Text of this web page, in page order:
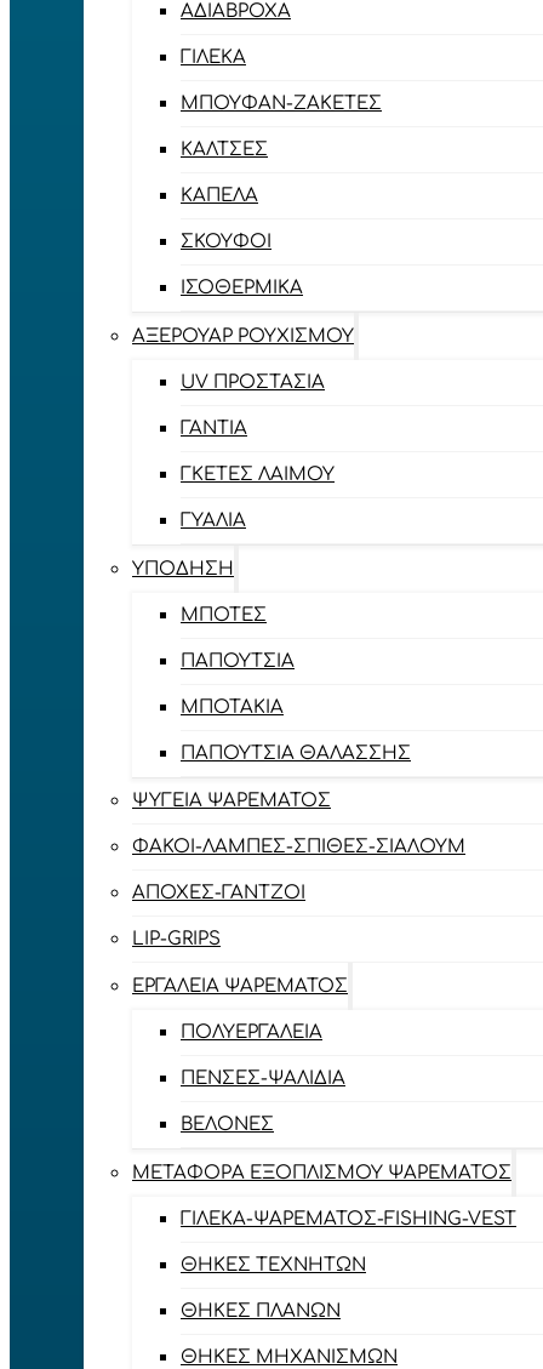
ΑΔΙΆΒΡΟΧΑ
ΓΙΛΈΚΑ
ΜΠΟΥΦΆΝ-ΖΑΚΈΤΕΣ
ΚΆΛΤΣΕΣ
ΚΑΠΈΛΑ
ΣΚΟΎΦΟΙ
ΙΣΟΘΕΡΜΙΚΆ
ΑΞΕΡΟΥΆΡ ΡΟΥΧΙΣΜΟΎ
UV ΠΡΟΣΤΑΣΊΑ
ΓΆΝΤΙΑ
ΓΚΈΤΕΣ ΛΑΊΜΟΥ
ΓΥΑΛΙΆ
ΥΠΌΔΗΣΗ
ΜΠΌΤΕΣ
ΠΑΠΟΎΤΣΙΑ
ΜΠΟΤΆΚΙΑ
ΠΑΠΟΎΤΣΙΑ ΘΑΛΆΣΣΗΣ
ΨΥΓΕΊΑ ΨΑΡΈΜΑΤΟΣ
ΦΑΚΟΊ-ΛΆΜΠΕΣ-ΣΠΊΘΕΣ-ΣΊΑΛΟΥΜ
ΑΠΌΧΕΣ-ΓΆΝΤΖΟΙ
LIP-GRIPS
EΡΓΑΛΕΊΑ ΨΑΡΈΜΑΤΟΣ
ΠΟΛΥΕΡΓΑΛΕΊΑ
ΠΈΝΣΕΣ-ΨΑΛΊΔΙΑ
ΒΕΛΌΝΕΣ
ΜΕΤΑΦΟΡΆ ΕΞΟΠΛΙΣΜΟΎ ΨΑΡΈΜΑΤΟΣ
ΓΙΛΈΚΑ-ΨΑΡΈΜΑΤΟΣ-FISHING-VEST
ΘΉΚΕΣ ΤΕΧΝΗΤΏΝ
ΘΉΚΕΣ ΠΛΆΝΩΝ
ΘΉΚΕΣ ΜΗΧΑΝΙΣΜΏΝ